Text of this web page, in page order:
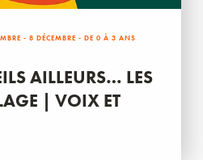
- 8 DÉCEMBRE - DE 0 À 3 ANS
AILLEURS… LES
| VOIX ET